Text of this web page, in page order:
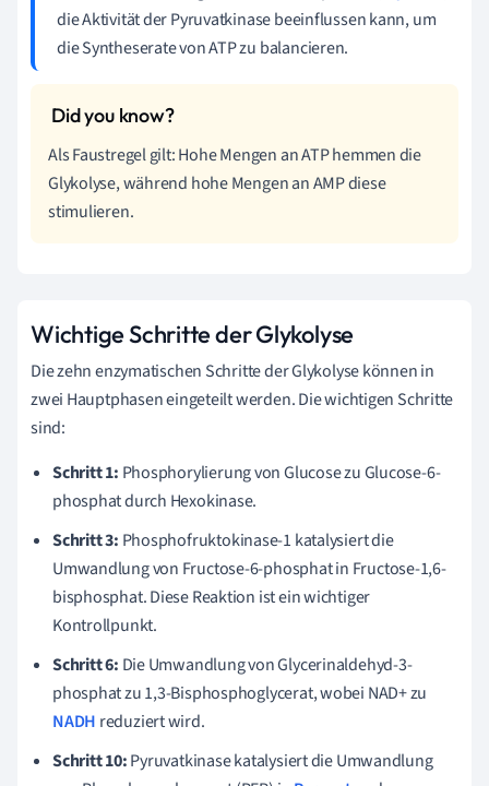
die Aktivität der Pyruvatkinase beeinflussen kann, um
die Syntheserate von ATP zu balancieren.
Als Faustregel gilt: Hohe Mengen an ATP hemmen die
Glykolyse, während hohe Mengen an AMP diese
stimulieren.
Wichtige Schritte der Glykolyse
Die zehn enzymatischen Schritte der Glykolyse können in
zwei Hauptphasen eingeteilt werden. Die wichtigen Schritte
sind:
Schritt 1: Phosphorylierung von Glucose zu Glucose-6-
phosphat durch Hexokinase.
Schritt 3: Phosphofruktokinase-1 katalysiert die
Umwandlung von Fructose-6-phosphat in Fructose-1,6-
bisphosphat. Diese Reaktion ist ein wichtiger
Kontrollpunkt.
Schritt 6: Die Umwandlung von Glycerinaldehyd-3-
phosphat zu 1,3-Bisphosphoglycerat, wobei NAD+ zu
NADH reduziert wird.
Schritt 10:Pyruvatkinase katalysiert die Umwandlung